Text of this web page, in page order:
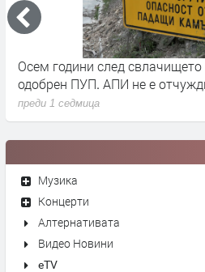
Осем години след
одобрен ПУП. АПИ не е
преди 1 седмица
Музика
Концерти
Алтернативата
Видео Новини
eTV